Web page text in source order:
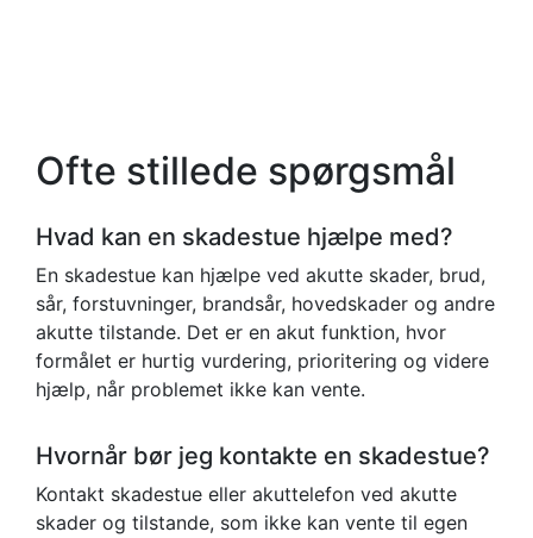
Ofte stillede spørgsmål
Hvad kan en skadestue hjælpe med?
En skadestue kan hjælpe ved akutte skader, brud,
sår, forstuvninger, brandsår, hovedskader og andre
akutte tilstande. Det er en akut funktion, hvor
formålet er hurtig vurdering, prioritering og videre
hjælp, når problemet ikke kan vente.
Hvornår bør jeg kontakte en skadestue?
Kontakt skadestue eller akuttelefon ved akutte
skader og tilstande, som ikke kan vente til egen